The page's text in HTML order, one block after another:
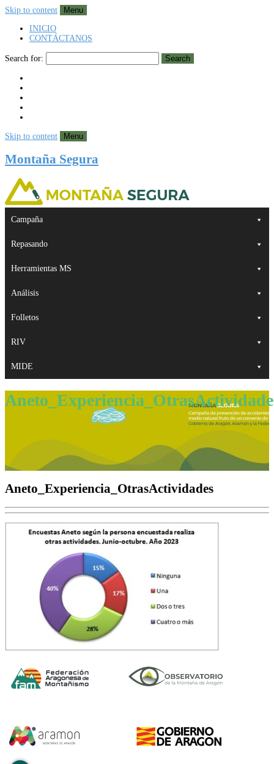
Skip to content
Menu
INICIO
CONTÁCTANOS
Search for: Search
Skip to content Menu
Montaña Segura
Campaña
Repasando
Herramientas MS
Análisis
Folletos
RIV
MIDE
Aneto_Experiencia_OtrasActividades